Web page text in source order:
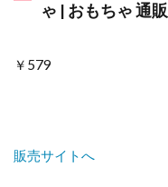
ゃ | おもちゃ 通販
￥579
販売サイトへ